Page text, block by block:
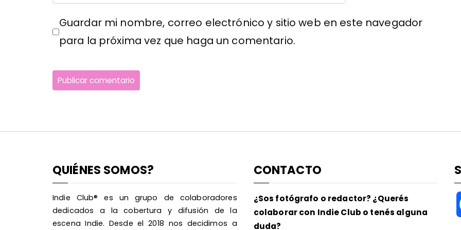
Guardar mi nombre, correo electrónico y sitio web en este navegador
para la próxima vez que haga un comentario.
QUIÉNES SOMOS?
Indie Club® es un grupo de colaboradores
dedicados a la cobertura y difusión de la
escena Indie. Desde el 2018 nos decidimos a
CONTACTO
¿Sos fotógrafo o redactor? ¿Querés
colaborar con Indie Club o tenés alguna
duda?